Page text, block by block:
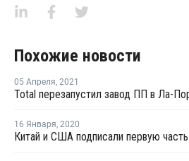
Похожие новости
05 Апреля, 2021
16 Января, 2020
Китай и США подписали первую